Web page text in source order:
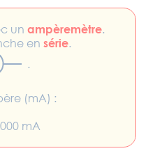
unampèremètre.
ensérie.
.
(mA) :
mA